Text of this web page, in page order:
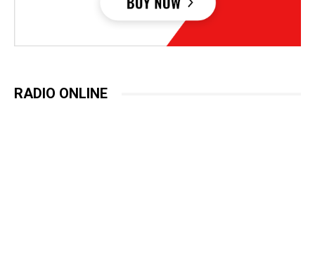
RADIO ONLINE